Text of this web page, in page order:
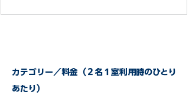
カテゴリー／料金（２名１室利用時のひとり
あたり）